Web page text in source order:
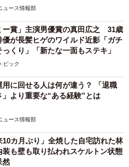
ュース情報部
ー賞」主演男優賞の真田広之 31歳
優が長髪ヒゲのワイルド近影「ガチ
っくり」「新たな一面もステキ」
ピック
用に回せる人は何が違う？ 「退職
」より重要な“ある経験”とは
ュース情報部
10カ月ぶり」全焼した自宅訪れた林
も壁も取り払われスケルトン状態
然